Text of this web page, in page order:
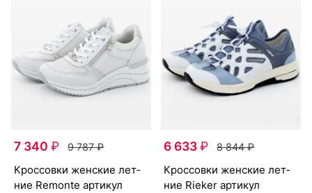
7 340₽ 9 787₽
крос­совки женс­кие лет­
ние Re­mon­te артикул
6 633₽ 8 844₽
крос­совки женс­кие лет­
ние Ri­eker артикул